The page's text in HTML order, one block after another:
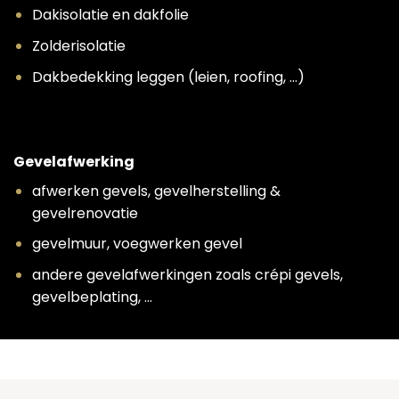
Dakisolatie en dakfolie
Zolderisolatie
Dakbedekking leggen (leien, roofing, …)
Gevelafwerking
afwerken gevels, gevelherstelling &
gevelrenovatie
gevelmuur, voegwerken gevel
andere gevelafwerkingen zoals crépi gevels,
gevelbeplating, …